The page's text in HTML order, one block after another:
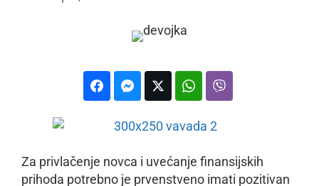
Za privlačenje novca i uvećanje finansijskih
prihoda potrebno je prvenstveno imati pozitivan